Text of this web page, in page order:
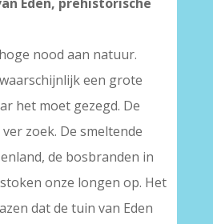
nood aan natuur.
een grote
het moet gezegd. De
zoek. De smeltende
de bosbranden in
onze longen op. Het
dat de tuin van Eden